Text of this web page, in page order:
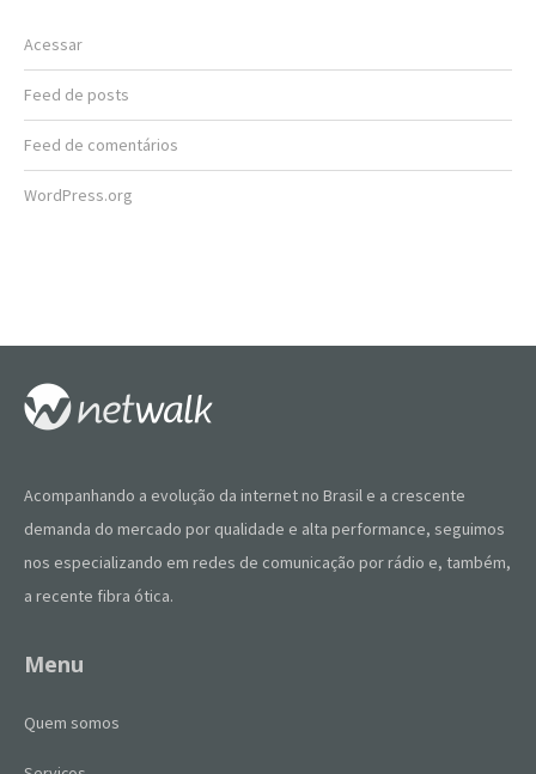
Acessar
Feed de posts
Feed de comentários
WordPress.org
Acompanhando a evolução da internet no Brasil e a crescente
demanda do mercado por qualidade e alta performance, seguimos
nos especializando em redes de comunicação por rádio e, também,
a recente fibra ótica.
Menu
Quem somos